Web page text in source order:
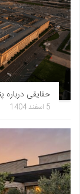
حقایقی
5 اسفند 1404